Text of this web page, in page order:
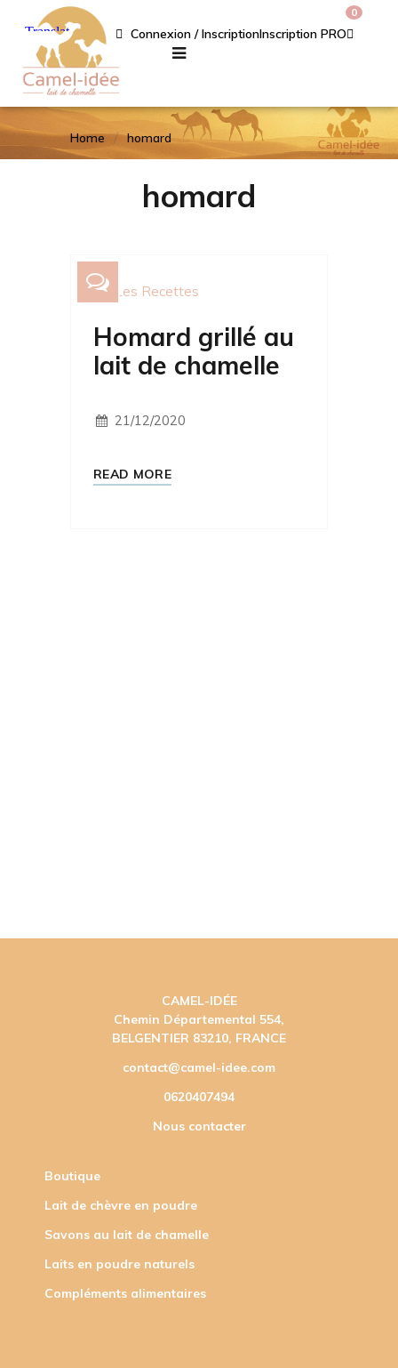
Connexion / InscriptionInscription PRO
0
Home homard
homard
Les Recettes
Homard grillé au
lait de chamelle
21/12/2020
READ MORE
CAMEL-IDÉE
Chemin Départemental 554,
BELGENTIER 83210, FRANCE
contact@camel-idee.com
0620407494
Nous contacter
Boutique
Lait de chèvre en poudre
Savons au lait de chamelle
Laits en poudre naturels
Compléments alimentaires